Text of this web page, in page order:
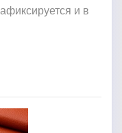
и в